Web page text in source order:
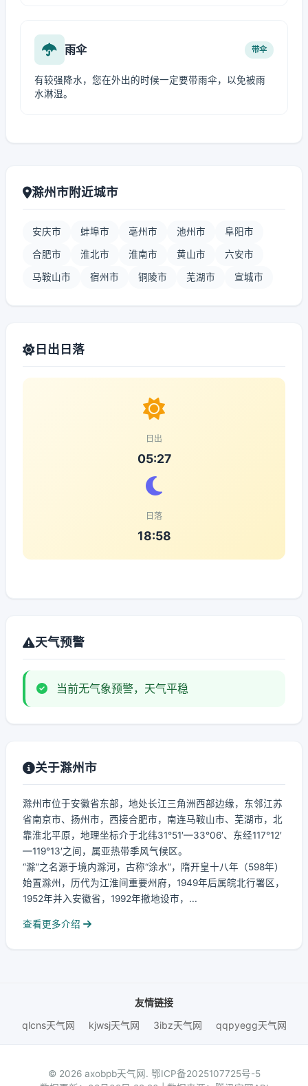
雨伞 带伞
有较强降水，您在外出的时候一定要带雨伞，以免被雨
水淋湿。
滁州市附近城市
安庆市 蚌埠市 亳州市 池州市 阜阳市
合肥市 淮北市 淮南市 黄山市 六安市
马鞍山市 宿州市 铜陵市 芜湖市 宣城市
日出日落
日出
05:27
日落
18:58
天气预警
当前无气象预警，天气平稳
关于滁州市
滁州市位于安徽省东部，地处长江三角洲西部边缘，东邻江苏
省南京市、扬州市，西接合肥市，南连马鞍山市、芜湖市，北
靠淮北平原，地理坐标介于北纬31°51′—33°06′、东经117°12′
—119°13′之间，属亚热带季风气候区。
“滁”之名源于境内滁河，古称“涂水”，隋开皇十八年（598年）
始置滁州，历代为江淮间重要州府，1949年后属皖北行署区，
1952年并入安徽省，1992年撤地设市，...
查看更多介绍
友情链接
qlcns天气网
kjwsj天气网 3ibz天气网 qqpyegg天气网
© 2026 axobpb天气网. 鄂ICP备2025107725号-5